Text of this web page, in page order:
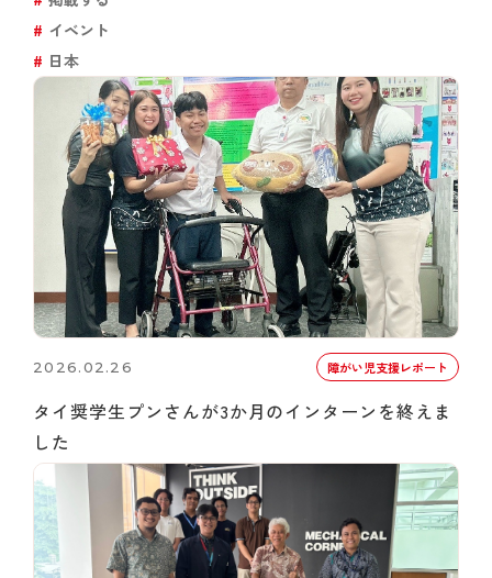
イベント
日本
2026.02.26 障がい児支援レポート
タイ奨学生プンさんが3か月のインターンを終えま
した